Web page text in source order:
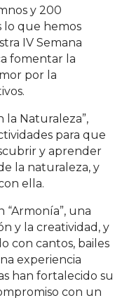
y 200
lo que hemos
IV Semana
fomentar la
por la
la Naturaleza”,
para que
y aprender
la naturaleza, y
ella.
“Armonía”, una
y la creatividad, y
con cantos, bailes
experiencia
han fortalecido su
con un